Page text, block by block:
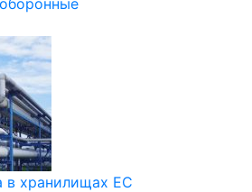
в хранилищах ЕС